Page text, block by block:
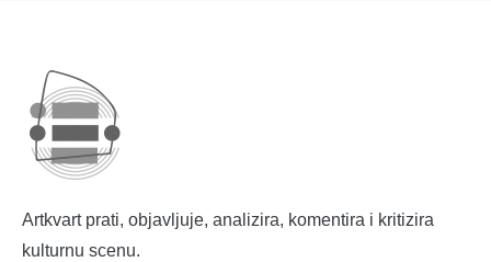
Artkvart prati, objavljuje, analizira, komentira i kritizira
kulturnu scenu.